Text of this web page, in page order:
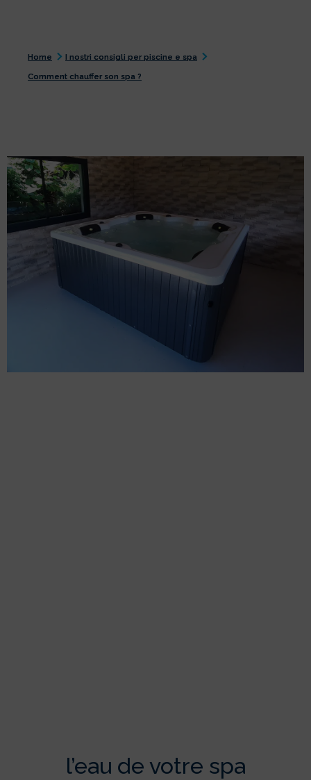
Home
I nostri consigli per piscine e spa
Comment chauffer son spa ?
l’eau de votre spa